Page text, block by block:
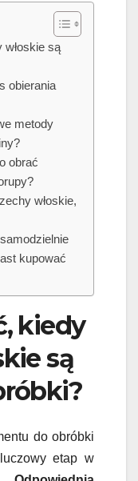
są
obierania
metody
obrać
włoskie,
kupować
kiedy
są
do obróbki
etap w